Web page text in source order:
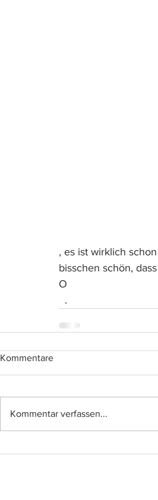
, es ist wirklich
bisschen schön,
O
  .
Kommentare
Kommentar verfassen...